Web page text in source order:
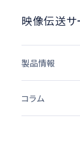
映像伝送サ
製品情報
コラム